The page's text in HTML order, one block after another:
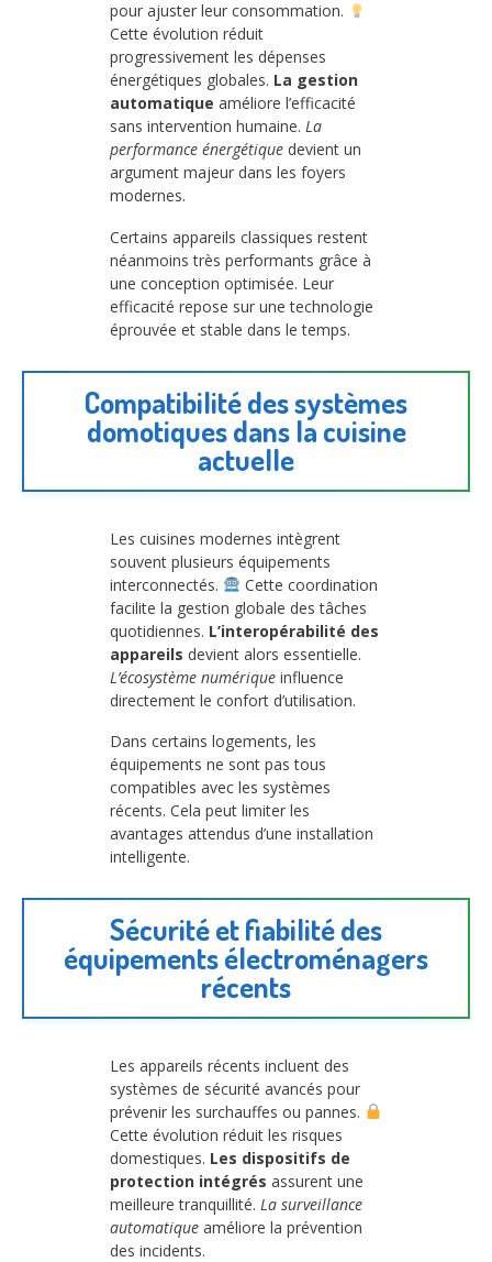
pour ajuster leur consommation.
Cette évolution réduit
progressivement les dépenses
énergétiques globales. La gestion
automatique améliore l’efficacité
sans intervention humaine. La
performance énergétique devient un
argument majeur dans les foyers
modernes.
Certains appareils classiques restent
néanmoins très performants grâce à
une conception optimisée. Leur
efficacité repose sur une technologie
éprouvée et stable dans le temps.
Compatibilité des systèmes
domotiques dans la cuisine
actuelle
Les cuisines modernes intègrent
souvent plusieurs équipements
interconnectés.
Cette coordination
facilite la gestion globale des tâches
quotidiennes. L’interopérabilité des
appareils devient alors essentielle.
L’écosystème numérique influence
directement le confort d’utilisation.
Dans certains logements, les
équipements ne sont pas tous
compatibles avec les systèmes
récents. Cela peut limiter les
avantages attendus d’une installation
intelligente.
Sécurité et fiabilité des
équipements électroménagers
récents
Les appareils récents incluent des
systèmes de sécurité avancés pour
prévenir les surchauffes ou pannes.
Cette évolution réduit les risques
domestiques. Les dispositifs de
protection intégrés assurent une
meilleure tranquillité. La surveillance
automatique améliore la prévention
des incidents.